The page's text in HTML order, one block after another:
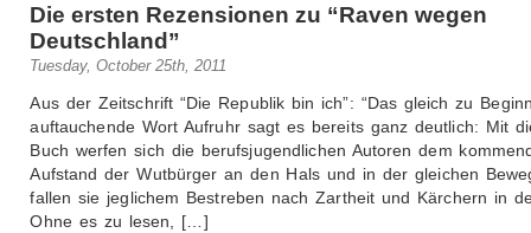
Die ersten Rezensionen zu “Raven wegen
Deutschland”
Tuesday, October 25th, 2011
Aus der Zeitschrift “Die Republik bin ich”: “Das gleich zu
auftauchende Wort Aufruhr sagt es bereits ganz deutlich: Mit
Buch werfen sich die berufsjugendlichen Autoren dem
Aufstand der Wutbürger an den Hals und in der gleichen
fallen sie jeglichem Bestreben nach Zartheit und Kärchern in
Ohne es zu lesen, […]